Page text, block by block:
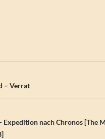
– Verrat
Expedition nach Chronos [The